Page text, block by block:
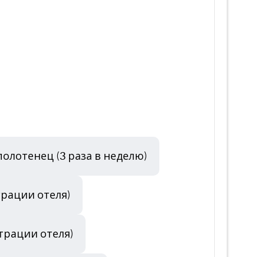
(3 раза в неделю)
отеля)
отеля)